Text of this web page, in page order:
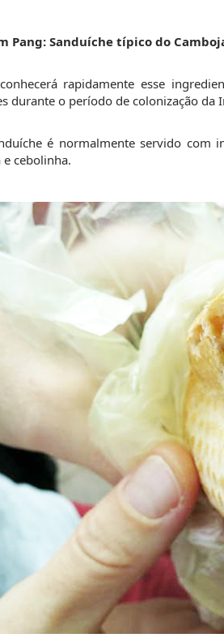
Pang: Sanduíche típico do
rapidamente esse
durante o período de colonização da
é normalmente servido
e cebolinha.